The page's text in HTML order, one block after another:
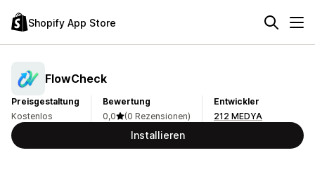
Shopify App Store
FlowCheck
Preisgestaltung
Kostenlos
Bewertung
0,0
(0 Rezensionen)
Entwickler
212 MEDYA
Installieren